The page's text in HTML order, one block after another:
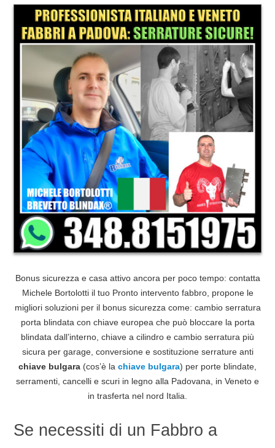
Bonus sicurezza e casa attivo ancora per poco tempo: contatta
Michele Bortolotti il tuo Pronto intervento fabbro, propone le
migliori soluzioni per il bonus sicurezza come: cambio serratura
porta blindata con chiave europea che può bloccare la porta
blindata dall’interno, chiave a cilindro e cambio serratura più
sicura per garage, conversione e sostituzione serrature anti
chiave bulgara (cos’è la chiave bulgara) per porte blindate,
serramenti, cancelli e scuri in legno alla Padovana, in Veneto e
in trasferta nel nord Italia.
Se necessiti di un Fabbro a